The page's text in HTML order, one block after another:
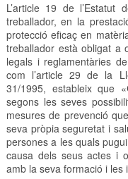
L’article 19 de l’Estatut
treballador, en la
protecció eficaç en
treballador està obligat a
legals i reglamentàries
com l’article 29 de la
31/1995, estableix que
segons les seves
mesures de prevenció
seva pròpia seguretat i
persones a les quals
causa dels seus actes i
amb la seva formació i les